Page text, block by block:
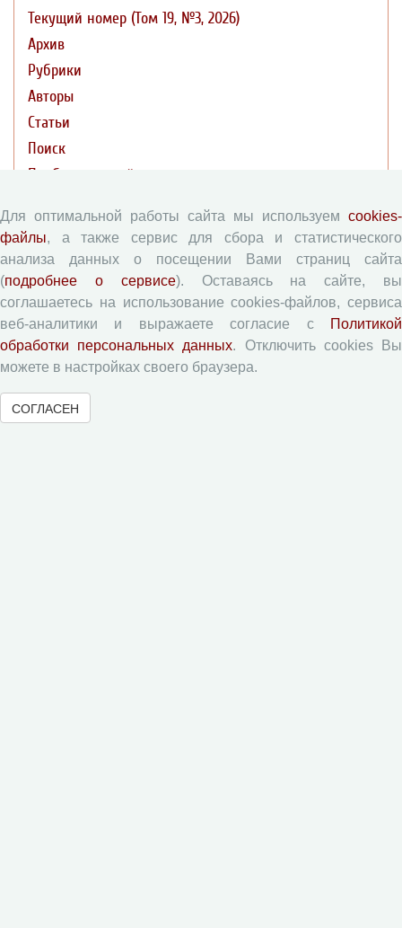
Текущий номер (Том 19, №3, 2026)
Архив
Рубрики
Авторы
Статьи
Поиск
Подборка статей
Авторам
Правила для авторов
Типовой лицензионный договор
Согласие на обработку персональных данных
Авторские права
Приватность
Рецензентам
Для оптимальной работы сайта мы используем cookies-
файлы, а также сервис для сбора и статистического
анализа данных о посещении Вами страниц сайта
(подробнее о сервисе). Оставаясь на сайте, вы
соглашаетесь на использование cookies-файлов, сервиса
веб-аналитики и выражаете согласие с
Политикой
обработки персональных данных. Отключить cookies Вы
можете в настройках своего браузера.
СОГЛАСЕН